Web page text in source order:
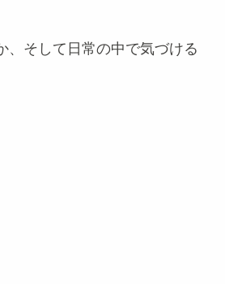
、そして日常の中で気づける